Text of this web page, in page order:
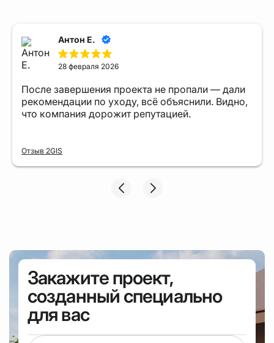
Антон Е.
28 февраля 2026
После завершения проекта не пропали — дали
рекомендации по уходу, всё объяснили. Видно,
что компания дорожит репутацией.
Отзыв 2GIS
Закажите проект,
созданный специально
для вас